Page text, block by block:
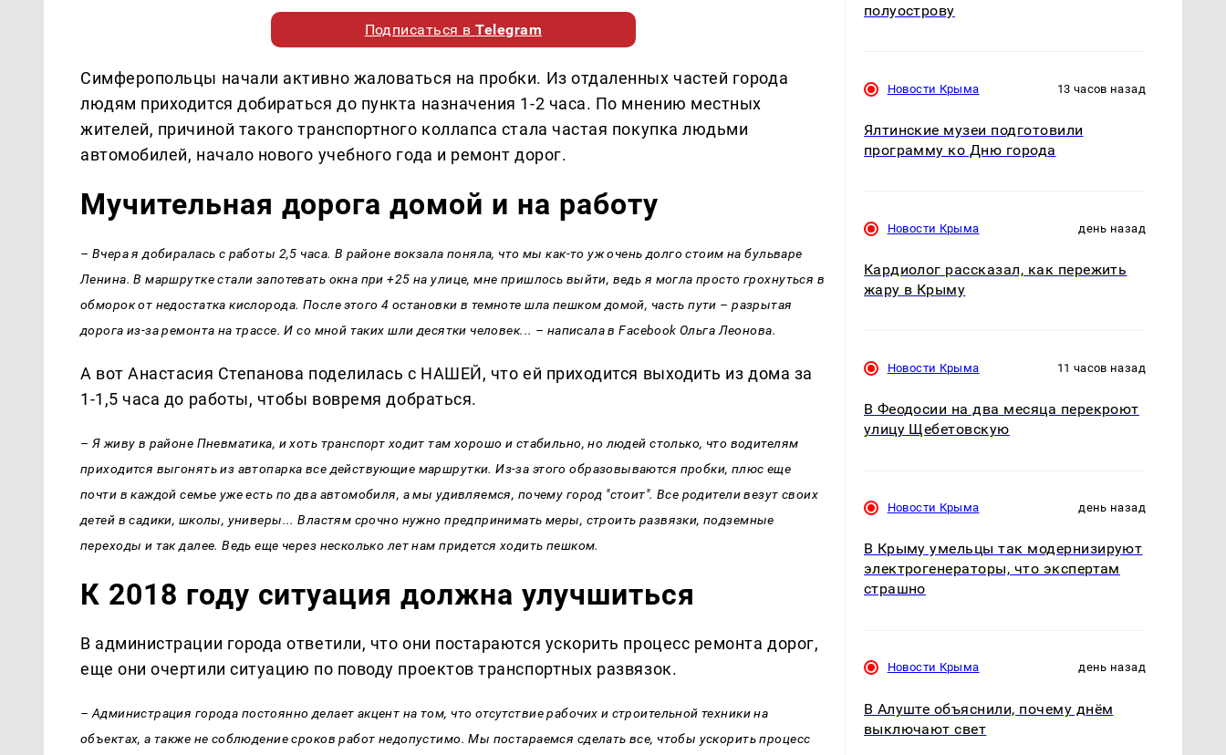
Подписаться вTelegram
Симферопольцы начали активно жаловаться на пробки. Из отдаленных частей города
людям приходится добираться до пункта назначения 1-2 часа. По мнению местных
жителей, причиной такого транспортного коллапса стала частая покупка людьми
автомобилей, начало нового учебного года и ремонт дорог.
Мучительная дорога домой и на работу
– Вчера я добиралась с работы 2,5 часа. В районе вокзала поняла, что мы как-то уж очень долго стоим на бульваре
Ленина. В маршрутке стали запотевать окна при +25 на улице, мне пришлось выйти, ведь я могла просто грохнуться в
обморок от недостатка кислорода. После этого 4 остановки в темноте шла пешком домой, часть пути – разрытая
дорога из-за ремонта на трассе. И со мной таких шли десятки человек... – написала в Facebook Ольга Леонова.
А вот Анастасия Степанова поделилась с НАШЕЙ, что ей приходится выходить из дома за
1-1,5 часа до работы, чтобы вовремя добраться.
– Я живу в районе Пневматика, и хоть транспорт ходит там хорошо и стабильно, но людей столько, что водителям
приходится выгонять из автопарка все действующие маршрутки. Из-за этого образовываются пробки, плюс еще
почти в каждой семье уже есть по два автомобиля, а мы удивляемся, почему город "стоит". Все родители везут своих
детей в садики, школы, универы... Властям срочно нужно предпринимать меры, строить развязки, подземные
переходы и так далее. Ведь еще через несколько лет нам придется ходить пешком.
К 2018 году ситуация должна улучшиться
В администрации города ответили, что они постараются ускорить процесс ремонта дорог,
еще они очертили ситуацию по поводу проектов транспортных развязок.
– Администрация города постоянно делает акцент на том, что отсутствие рабочих и строительной техники на
объектах, а также не соблюдение сроков работ недопустимо. Мы постараемся сделать все, чтобы ускорить процесс
полуострову
Новости Крыма 13 часов назад
Ялтинские музеи подготовили
программу ко Дню города
Новости Крыма день назад
Кардиолог рассказал, как пережить
жару в Крыму
Новости Крыма 11 часов назад
В Феодосии на два месяца перекроют
улицу Щебетовскую
Новости Крыма день назад
В Крыму умельцы так модернизируют
электрогенераторы, что экспертам
страшно
Новости Крыма день назад
В Алуште объяснили, почему днём
выключают свет